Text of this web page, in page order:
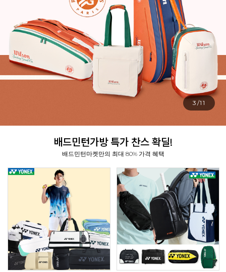
3/11
배드민턴가방 특가 찬스 확딜!
배드민턴마켓만의 최대 80% 가격 혜택